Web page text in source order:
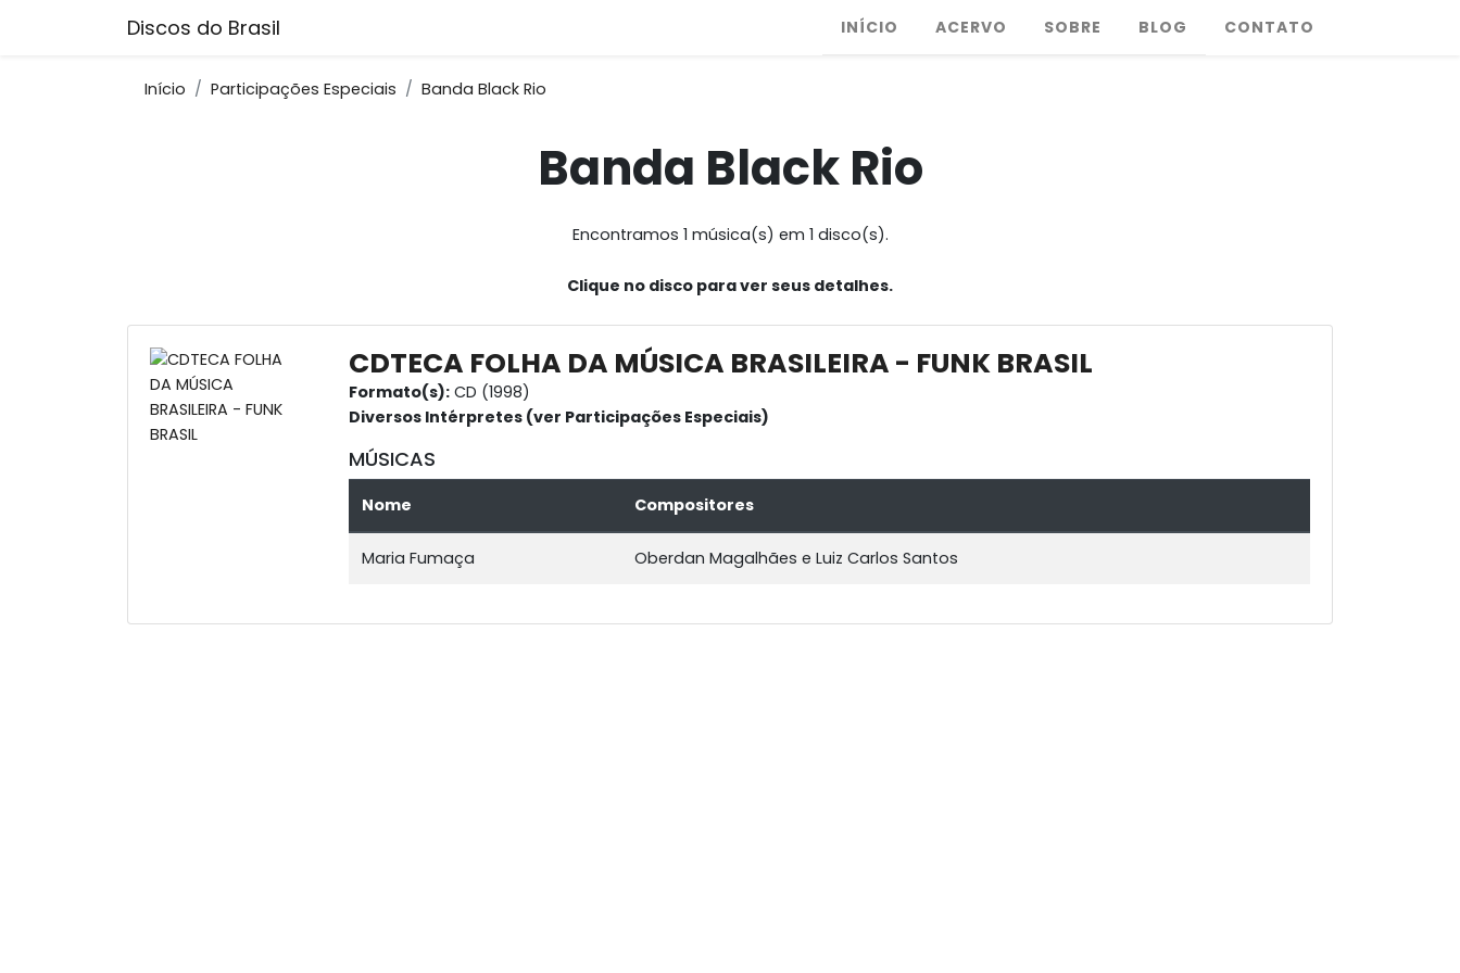
Discos do Brasil INÍCIO ACERVO SOBRE BLOG CONTATO
Início Participações Especiais Banda Black Rio
Banda Black Rio
Encontramos 1 música(s) em 1 disco(s).
Clique no disco para ver seus detalhes.
CDTECA FOLHA DA MÚSICA BRASILEIRA - FUNK BRASIL
Formato(s): CD (1998)
Diversos Intérpretes (ver Participações Especiais)
MÚSICAS
Nome Compositores
Maria Fumaça Oberdan Magalhães e Luiz Carlos Santos